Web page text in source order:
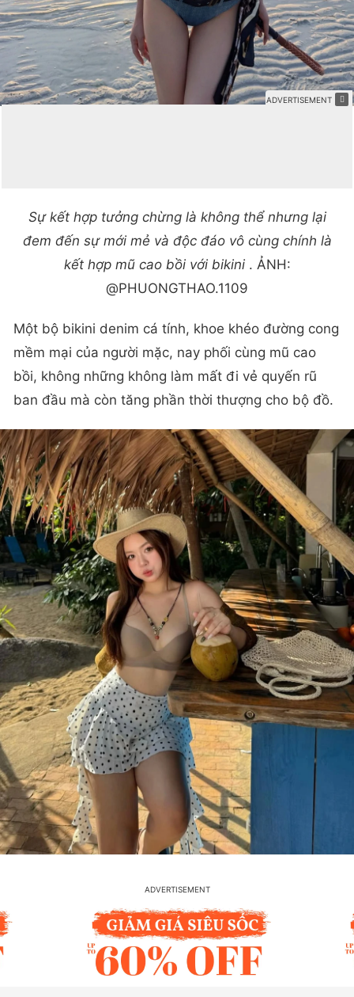
Sự kết hợp tưởng chừng là không thể nhưng lại
đem đến sự mới mẻ và độc đáo vô cùng chính là
kết hợp mũ cao bồi với bikini . ẢNH:
@PHUONGTHAO.1109
Một bộ bikini denim cá tính, khoe khéo đường cong
mềm mại của người mặc, nay phối cùng mũ cao
bồi, không những không làm mất đi vẻ quyến rũ
ban đầu mà còn tăng phần thời thượng cho bộ đồ.